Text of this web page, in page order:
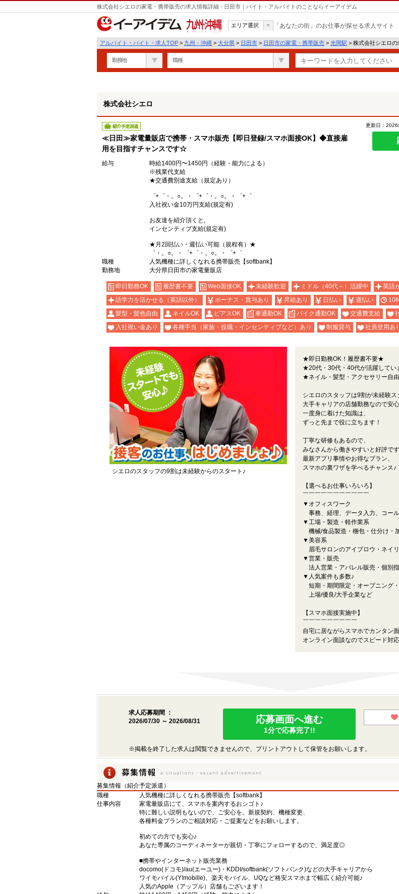
株式会社シエロの家電・携帯販売の求人情報詳細 - 日田市｜バイト・アルバイトのことならイーアイデム
九州・沖縄
エリア選択 「あなたの街」のお仕事が探せる求人サイト
アルバイト・バイト・求人TOP > 九州・沖縄 > 大分県 > 日田市 > 日田市の家電・携帯販売 > 光岡駅 > 株式会社シエロ
勤務地 職種
遣
株式会社シエロ
紹介予定派遣
≪日田≫家電量販店で携帯・スマホ販売【即日登録/スマホ面接OK】◆直接雇
用を目指すチャンスです☆
更新日：
給与
時給1400円〜1450円（経験・能力による）
※残業代支給
★交通費別途支給（規定あり）
゜+゜・。○。・゜+゜・。○。・゜+゜
入社祝い金10万円支給(規定有)
お友達を紹介頂くと,
インセンティブ支給(規定有)
★月2回払い・週払い可能（規程有）★
゜・。○。・゜+゜・。○。・゜+゜
職種
人気機種に詳しくなれる携帯販売【softbank】
勤務地
大分県日田市の家電量販店
即日勤務OK 履歴書不要 Web面接OK 未経験歓迎 ミドル（40代～）活躍中
英語
語学力を活かせる（英語以外）
ボーナス・賞与あり 昇給あり 日払い 週払い
10
髪型・髪色自由
ネイルOK ピアスOK 車通勤OK バイク通勤OK 交通費支給
入社祝い金あり
各種手当（家族・役職・インセンティブなど）あり 制服貸与 社員登用あ
シエロのスタッフの9割は未経験からのスタート♪
★即日勤務OK！履歴書不要★
★20代・30代・40代が活躍してい
★ネイル・髪型・アクセサリー自
シエロのスタッフは9割が未経験ス
大手キャリアの店舗勤務なので安心
一度身に着けた知識は、
ずっと先まで役に立ちます！
丁寧な研修もあるので、
みなさんから働きやすいと好評で
最新アプリ事情やお得なプラン、
スマホの裏ワザを学べるチャンス♪
【選べるお仕事いろいろ】
￣￣￣￣￣￣￣￣￣￣￣
▼オフィスワーク
事務、経理、データ入力、コー
▼工場・製造・軽作業系
機械/食品製造・梱包・仕分け・
▼美容系
眉毛サロンのアイブロウ・ネイ
▼営業・販売
法人営業・アパレル販売・個別
▼人気案件も多数♪
短期・期間限定・オープニング
上場/優良/大手企業など
【スマホ面接実施中】
￣￣￣￣￣￣￣￣￣
自宅に居ながらスマホでカンタン面
オンライン面談なのでスピード対応
求人応募期間 ：
2026/07/30 ～ 2026/08/31
応募画面へ進む
1分で応募完了!!
※掲載を終了した求人は閲覧できませんので、プリントアウトして保管をお願いします。
募集情報（紹介予定派遣）
職種
人気機種に詳しくなれる携帯販売【softbank】
仕事内容
家電量販店にて、スマホを案内するおシゴト♪
特に難しい説明もないので、ご安心を。新規契約、機種変更、
各種料金プランのご相談対応・ご提案などをお願いします。
初めての方でも安心♪
あなた専属のコーディネーターが親切・丁寧にフォローするので、満足度◎
■携帯やインターネット販売業務
docomo(ドコモ)/au(エーユー)・KDDI/softbank(ソフトバンク)などの大手キャリアから
ワイモバイル(Y!mobille)、楽天モバイル、UQなど格安スマホまで幅広く紹介可能♪
人気のApple（アップル）店舗もございます！